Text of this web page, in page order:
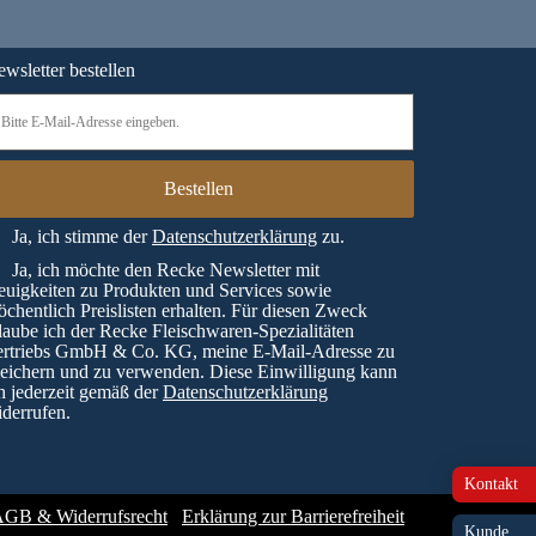
Kontakt
Kunde
bestellen
Ja, ich stimme derDatenschutzerklärung zu.
Ja, ich möchte den Recke Newsletter mit
zu Produkten und Services sowie
Preislisten erhalten. Für diesen Zweck
ich der Recke Fleischwaren-Spezialitäten
GmbH & Co. KG, meine E-Mail-Adresse zu
und zu verwenden. Diese Einwilligung kann
jederzeit gemäß derDatenschutzerklärung
& Widerrufsrecht Erklärung zur Barrierefreiheit